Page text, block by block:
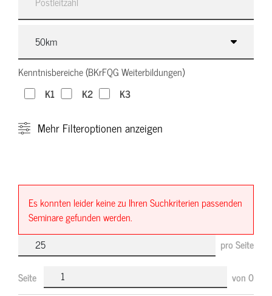
Kenntnisbereiche (BKrFQG Weiterbildungen)
K1
K2 K3
Mehr Filteroptionen anzeigen
Es konnten leider keine zu Ihren Suchkriterien passenden
Seminare gefunden werden.
pro Seite
Seite von0